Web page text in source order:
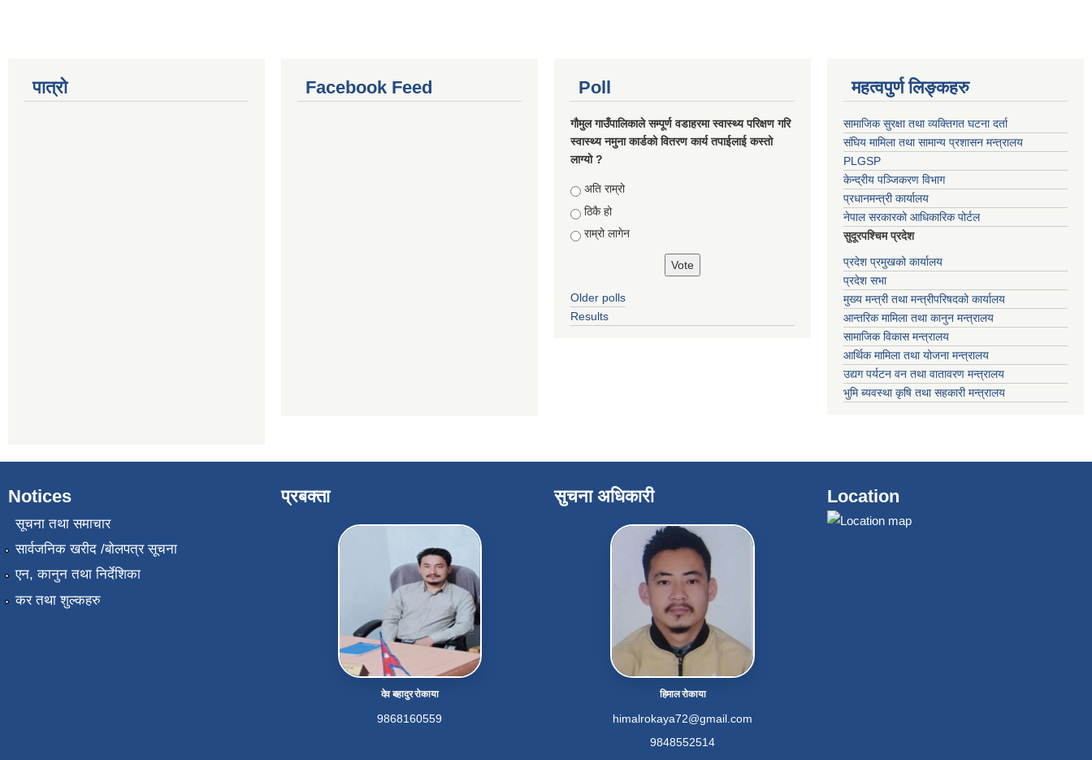
पात्रो Facebook Feed Poll
गौमुल गाउँपालिकाले सम्पूर्ण वडाहरमा स्वास्थ्य परिक्षण गरि
स्वास्थ्य नमुना कार्डको वितरण कार्य तपाईलाई कस्तो
लाग्यो ?
Choices
अति राम्रो
ठिकै हो
राम्रो लागेन
Older polls
Results
महत्वपुर्ण लिङ्कहरु
सामाजिक सुरक्षा तथा व्यक्तिगत घटना दर्ता
संघिय मामिला तथा सामान्य प्रशासन मन्त्रालय
PLGSP
केन्द्रीय पञ्जिकरण विभाग
प्रधानमन्त्री कार्यालय
नेपाल सरकारको आधिकारिक पोर्टल
सुदूरपश्चिम प्रदेश
प्रदेश प्रमुखको कार्यालय
प्रदेश सभा
मुख्य मन्त्री तथा मन्त्रीपरिषदको कार्यालय
आन्तरिक मामिला तथा कानुन मन्त्रालय
सामाजिक विकास मन्त्रालय
आर्थिक मामिला तथा योजना मन्त्रालय
उद्यग पर्यटन वन तथा वातावरण मन्त्रालय
भुमि ब्यवस्था कृषि तथा सहकारी मन्त्रालय
Notices
सूचना तथा समाचार
सार्वजनिक खरीद /बोलपत्र सूचना
एन, कानुन तथा निर्देशिका
कर तथा शुल्कहरु
प्रबक्ता
देव बहादुर रोकाया
9868160559
सुचना अधिकारी
हिमाल रोकाया
himalrokaya72@gmail.com
9848552514
Location